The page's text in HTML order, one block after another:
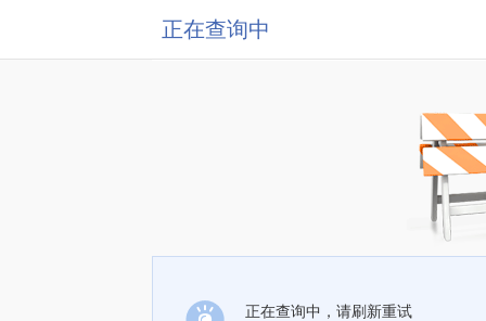
正在查询中
正在查询中，请刷新重试